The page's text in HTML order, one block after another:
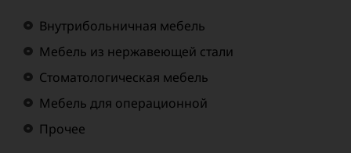
Внутрибольничная мебель
Мебель из нержавеющей стали
Стоматологическая мебель
Мебель для операционной
Прочее